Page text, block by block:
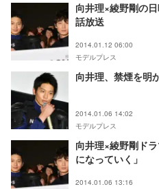
向井理×綾野剛の
話放送
2014.01.12 06:00
モデルプレス
向井理、禁煙を明
2014.01.06 14:02
モデルプレス
向井理×綾野剛ド
になっていく」
2014.01.06 13:16